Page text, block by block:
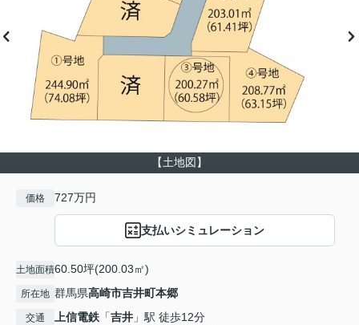
【土地図】
価格 727万円
支払いシミュレーション
土地面積60.50坪(200.03㎡)
所在地 群馬県高崎市吉井町本郷
交通 上信電鉄 「吉井 」駅 徒歩12分